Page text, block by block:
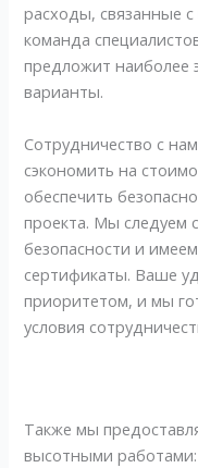
расходы, связанные
команда
предложит наиболее
варианты.
Сотрудничество с
сэкономить на
обеспечить
проекта. Мы следуем
безопасности и
сертификаты. Ваше
приоритетом, и мы
условия
Также мы
высотными работами: